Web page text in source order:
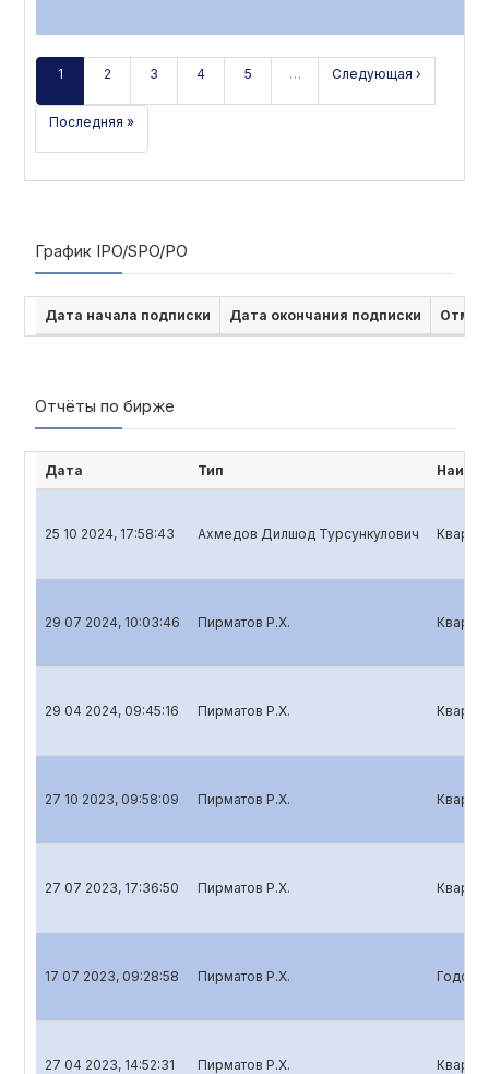
1 2 3 4 5 … Следующая ›
Последняя »
График IPO/SPO/PO
Дата начала подписки Дата окончания подписки
Отчёты по бирже
Дата Тип
25 10 2024, 17:58:43 Ахмедов Дилшод Турсункулович
29 07 2024, 10:03:46 Пирматов Р.Х.
29 04 2024, 09:45:16 Пирматов Р.Х.
27 10 2023, 09:58:09 Пирматов Р.Х.
27 07 2023, 17:36:50 Пирматов Р.Х.
17 07 2023, 09:28:58 Пирматов Р.Х.
27 04 2023, 14:52:31 Пирматов Р.Х.